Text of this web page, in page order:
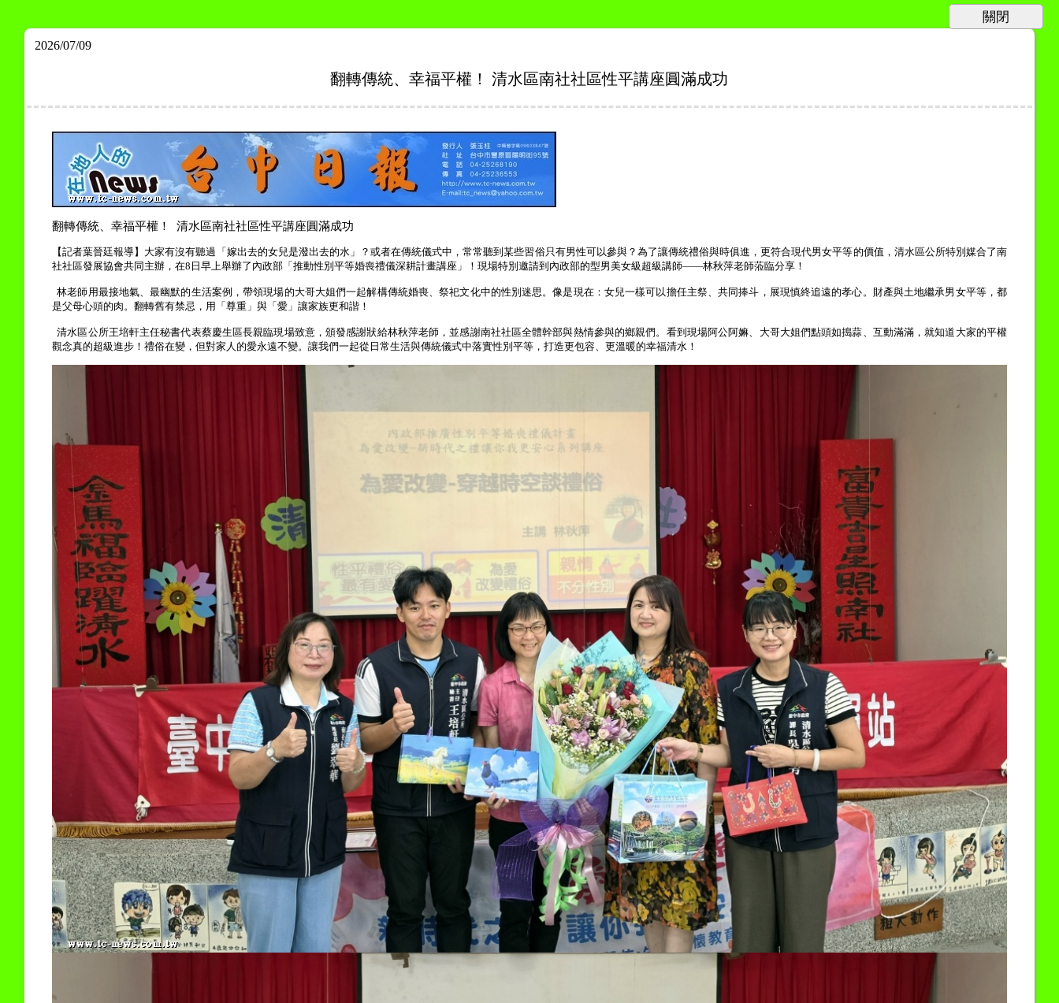
2026/07/09
翻轉傳統、幸福平權！ 清水區南社社區性平講座圓滿成功
翻轉傳統、 幸福平權！ 清水區南社社區性平講座圓滿成功
【記者葉晉廷報導】 大家有沒有聽過「嫁出去的女兒是潑出去的水」？或者在傳統儀式中，常常聽到某些習俗只有男性可以參與？為了讓傳統禮俗與時俱進，更符合現代男女平等的價值，清水區公所特別媒合了南
社社區發展協會共同主辦，在8 日早上舉辦了內政部「推動性別平等婚喪禮儀深耕計畫講座」！現場特別邀請到內政部的型男美女級超級講師——林秋萍老師蒞臨分享！
林老師用最接地氣、最幽默的生活案例，帶領現場的大哥大姐們一起解構傳統婚喪、祭祀文化中的性別迷思。像是現在：女兒一樣可以擔任主祭、共同捧斗，展現慎終追遠的孝心。 財產與土地繼承男女平等，都
是父母心頭的肉。 翻轉舊有禁忌，用「尊重」與「愛」讓家族更和諧！
清水區公所王培軒主任秘書代表蔡慶生區長親臨現場致意，頒發感謝狀給林秋萍老師，並感謝南社社區全體幹部與熱情參與的鄉親們。看到現場阿公阿嫲、大哥大姐們點頭如搗蒜、互動滿滿，就知道大家的平權
觀念真的超級進步！禮俗在變，但對家人的愛永遠不變。讓我們一起從日常生活與傳統儀式中落實性別平等，打造更包容、更溫暖的幸福清水！